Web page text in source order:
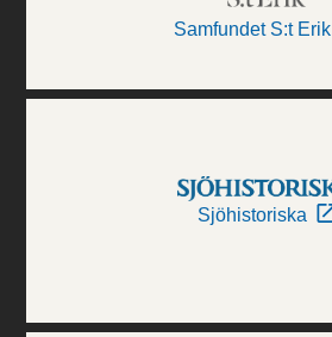
Samfundet S:t Erik
Sjöhistoriska